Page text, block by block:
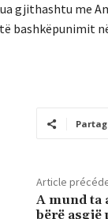
gjithashtu me
bashkëpunimit
Article
A mund ta
bërë asgjë